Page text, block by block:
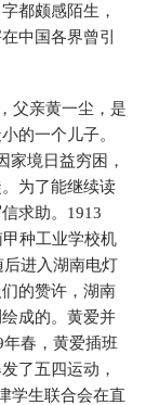
都颇感陌生，
中国各界曾引
父亲黄一尘，是
的一个儿子。
家境日益穷困，
为了能继续读
求助。1913
种工业学校机
进入湖南电灯
的赞许，湖南
成的。黄爱并
春，黄爱插班
了五四运动，
学生联合会在直